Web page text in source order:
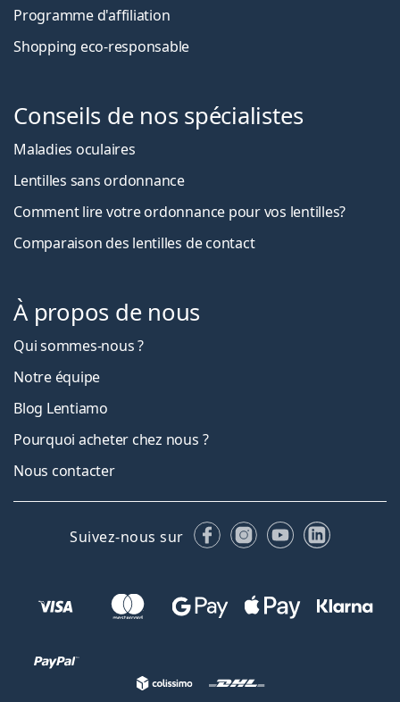
Programme d'affiliation
Shopping eco-responsable
Conseils de nos spécialistes
Maladies oculaires
Lentilles sans ordonnance
Comment lire votre ordonnance pour vos lentilles?
Comparaison des lentilles de contact
À propos de nous
Qui sommes-nous ?
Notre équipe
Blog Lentiamo
Pourquoi acheter chez nous ?
Nous contacter
Suivez-nous sur FacebookInstagram
YouTubeLinkedIn